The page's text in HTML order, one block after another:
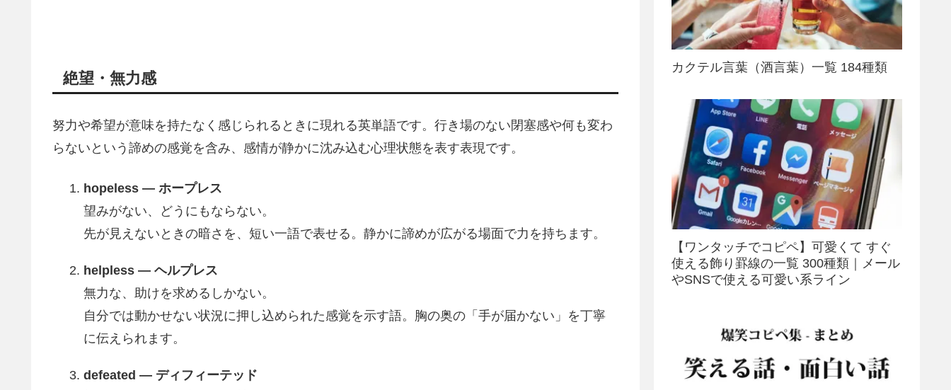
絶望・無力感
努力や希望が意味を持たなく感じられるときに現れる英単語です。行き場のない閉塞感や何も変わ
らないという諦めの感覚を含み、感情が静かに沈み込む心理状態を表す表現です。
hopeless — ホープレス
望みがない、どうにもならない。
先が見えないときの暗さを、短い一語で表せる。静かに諦めが広がる場面で力を持ちます。
helpless — ヘルプレス
無力な、助けを求めるしかない。
自分では動かせない状況に押し込められた感覚を示す語。胸の奥の「手が届かない」を丁寧
に伝えられます。
defeated — ディフィーテッド
カクテル言葉（酒言葉）一覧 184種類
【ワンタッチでコピペ】可愛くて すぐ
使える飾り罫線の一覧 300種類｜メール
やSNSで使える可愛い系ライン